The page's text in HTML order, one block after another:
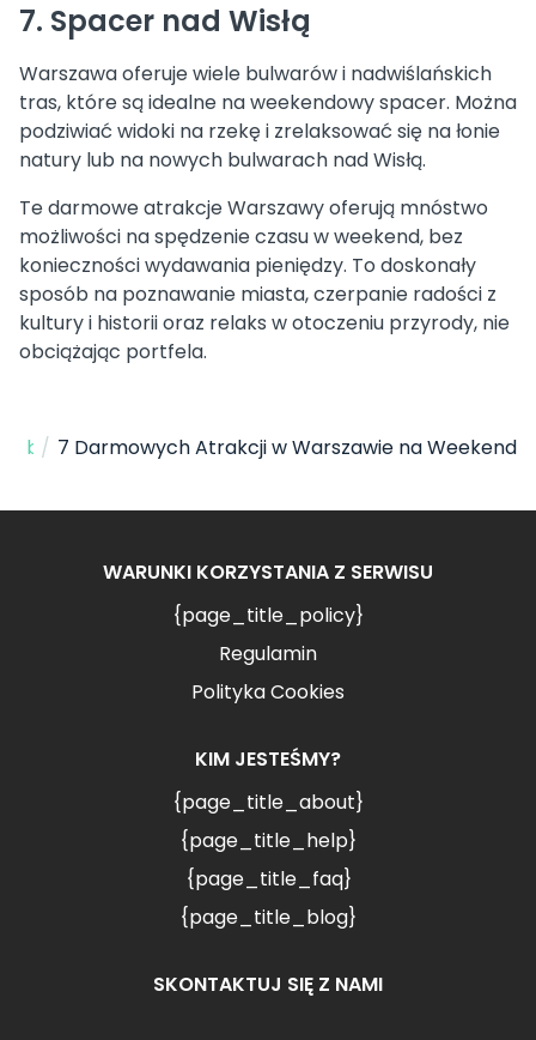
7. Spacer nad Wisłą
Warszawa oferuje wiele bulwarów i nadwiślańskich
tras, które są idealne na weekendowy spacer. Można
podziwiać widoki na rzekę i zrelaksować się na łonie
natury lub na nowych bulwarach nad Wisłą.
Te darmowe atrakcje Warszawy oferują mnóstwo
możliwości na spędzenie czasu w weekend, bez
konieczności wydawania pieniędzy. To doskonały
sposób na poznawanie miasta, czerpanie radości z
kultury i historii oraz relaks w otoczeniu przyrody, nie
obciążając portfela.
Strona Główna
/ blog
/ 7 Darmowych Atrakcji w Warszawie na Weekend
WARUNKI KORZYSTANIA Z SERWISU
{page_title_policy}
Regulamin
Polityka Cookies
KIM JESTEŚMY?
{page_title_about}
{page_title_help}
{page_title_faq}
{page_title_blog}
SKONTAKTUJ SIĘ Z NAMI